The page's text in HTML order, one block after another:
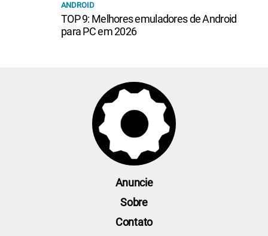
ANDROID
TOP 9: Melhores emuladores de Android
para PC em 2026
Anuncie
Sobre
Contato